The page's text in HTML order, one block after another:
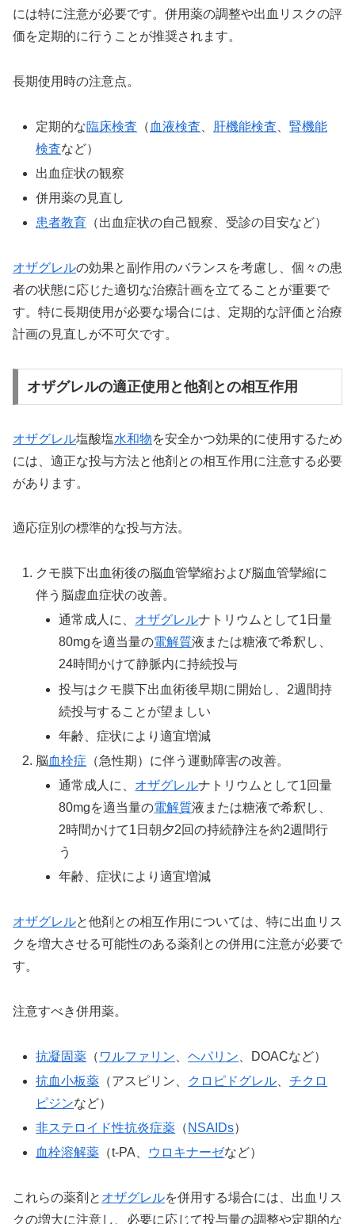
には特に注意が必要です。併用薬の調整や出血リスクの評
価を定期的に行うことが推奨されます。
長期使用時の注意点。
定期的な臨床検査 （ 血液検査 肝機能検査 、腎機能
検査など）
出血症状の観察
併用薬の見直し
患者教育 （出血症状の自己観察、受診の目安など）
オザグレルの効果と副作用のバランスを考慮し、個々の患
者の状態に応じた適切な治療計画を立てることが重要で
す。特に長期使用が必要な場合には、定期的な評価と治療
計画の見直しが不可欠です。
オザグレルの適正使用と他剤との相互作用
オザグレル塩酸塩水和物を安全かつ効果的に使用するため
には、適正な投与方法と他剤との相互作用に注意する必要
があります。
適応症別の標準的な投与方法。
クモ膜下出血術後の脳血管攣縮および脳血管攣縮に
伴う脳虚血症状の改善。
通常成人に、 オザグレルナトリウムとして1日量
80mgを適当量の電解質液または糖液で希釈し、
24時間かけて静脈内に持続投与
投与はクモ膜下出血術後早期に開始し、2週間持
続投与することが望ましい
年齢、症状により適宜増減
脳血栓症 （急性期）に伴う運動障害の改善。
通常成人に、 オザグレルナトリウムとして1回量
80mgを適当量の電解質液または糖液で希釈し、
2時間かけて1日朝夕2回の持続静注を約2週間行
う
年齢、症状により適宜増減
オザグレルと他剤との相互作用については、特に出血リス
クを増大させる可能性のある薬剤との併用に注意が必要で
す。
注意すべき併用薬。
抗凝固薬 （ ワルファリン 、ヘパリン 、DOACなど）
抗血小板薬 （アスピリン、 クロピドグレル 、チクロ
ピジンなど）
非ステロイド性抗炎症薬 （ NSAIDs）
血栓溶解薬 （t-PA、 ウロキナーゼなど）
これらの薬剤と オザグレルを併用する場合には、出血リス
クの増大に注意し、必要に応じて投与量の調整や定期的な